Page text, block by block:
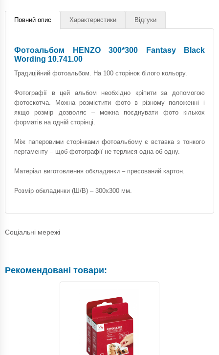
Повний опис Характеристики Відгуки
Фотоальбом HENZO 300*300 Fantasy Black
Wording 10.741.00
Традиційний фотоальбом. На 100 сторінок білого кольору.
Фотографії в цей альбом необхідно кріпити за допомогою
фотоскотча. Можна розмістити фото в різному положенні і
якщо розмір дозволяє – можна поєднувати фото кількох
форматів на одній сторінці.
Між паперовими сторінками фотоальбому є вставка з тонкого
пергаменту – щоб фотографії не терлися одна об одну.
Матеріал виготовлення обкладинки – пресований картон.
Розмір обкладинки (Ш/В) – 300х300 мм.
Соціальні мережі
Рекомендовані товари: